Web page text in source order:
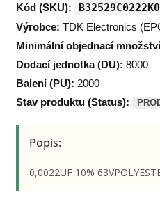
Kód (SKU):
Výrobce: TDK Electronics
Minimální objednací
Dodací jednotka (DU): 8000
Balení (PU): 2000
Stav produktu (Status):
Popis:
0,0022UF 10%